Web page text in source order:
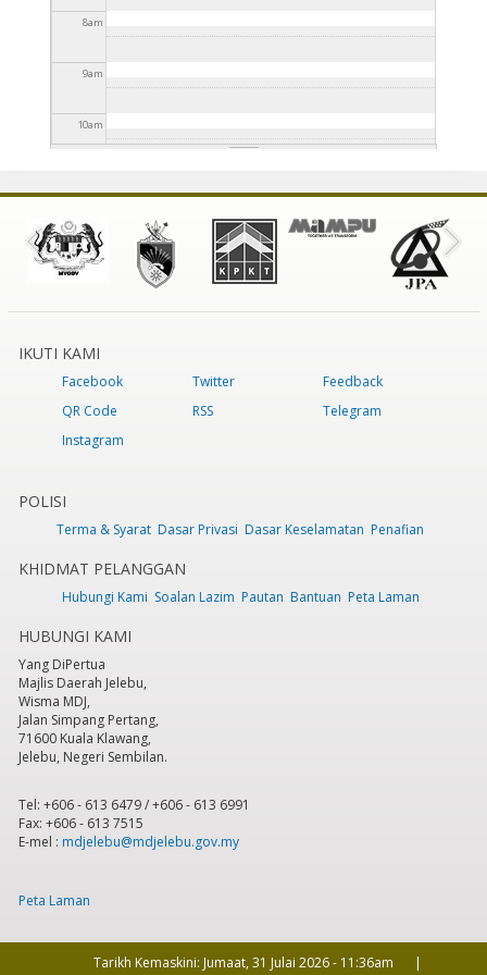
8am
9am
10am
12pm
3pm
6pm
8 pm
9 pm
10pm
IKUTI KAMI
Facebook Twitter
Feedback
QR Code
RSS
Telegram
Instagram
POLISI
Terma & Syarat Dasar Privasi Dasar Keselamatan Penafian
KHIDMAT PELANGGAN
Hubungi Kami Soalan Lazim Pautan Bantuan Peta Laman
HUBUNGI KAMI
Yang DiPertua
Majlis Daerah Jelebu,
Wisma MDJ,
Jalan Simpang Pertang,
71600 Kuala Klawang,
Jelebu, Negeri Sembilan.
Tel: +606 - 613 6479 / +606 - 613 6991
Fax: +606 - 613 7515
E-mel : mdjelebu@mdjelebu.gov.my
Peta Laman
Tarikh Kemaskini: Jumaat, 31 Julai 2026 - 11:36am